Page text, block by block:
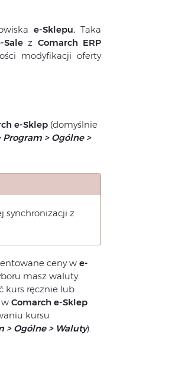
e-Sklepu.Taka
Salez Comarch ERP
modyfikacji oferty
e-Sklep (domyślnie
> Ogólne >
synchronizacji z
ceny we-
masz waluty
kurs ręcznie lub
Comarch e-Sklep
kursu
> Ogólne > Waluty).